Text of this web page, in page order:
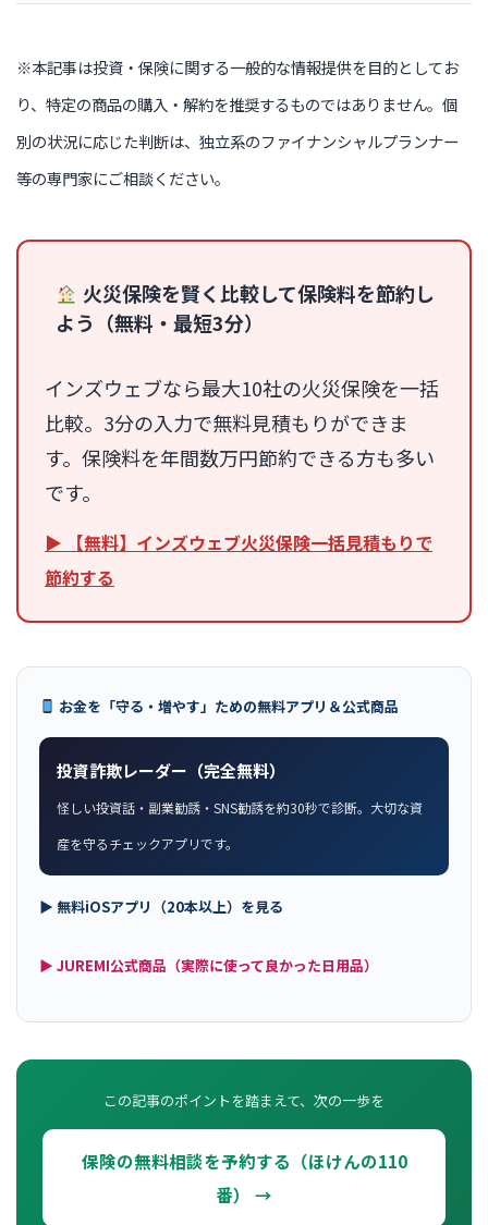
※本記事は投資・保険に関する一般的な情報提供を目的としてお
り、特定の商品の購入・解約を推奨するものではありません。個
別の状況に応じた判断は、独立系のファイナンシャルプランナー
等の専門家にご相談ください。
火災保険を賢く比較して保険料を節約し
よう（無料・最短3分）
インズウェブなら最大10社の火災保険を一括
比較。3分の入力で無料見積もりができま
す。保険料を年間数万円節約できる方も多い
です。
▶ 【無料】インズウェブ火災保険一括見積もりで
節約する
お金を「守る・増やす」ための無料アプリ＆公式商品
投資詐欺レーダー（完全無料）
怪しい投資話・副業勧誘・SNS勧誘を約30秒で診断。大切な資
産を守るチェックアプリです。
▶ 無料iOSアプリ（20本以上）を見る
▶ JUREMI公式商品（実際に使って良かった日用品）
この記事のポイントを踏まえて、次の一歩を
保険の無料相談を予約する（ほけんの110
番） →